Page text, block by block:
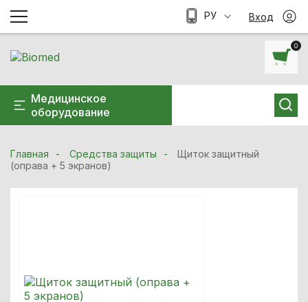
0
Медицинское
оборудование
РУ Вход
Главная Средства защиты
Щиток защитный
(оправа + 5 экранов)